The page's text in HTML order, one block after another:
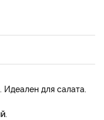
для салата.
.